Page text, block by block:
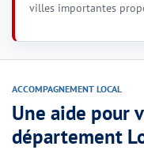
villes importantes
ACCOMPAGNEMENT LOCAL
Une aide pour
département